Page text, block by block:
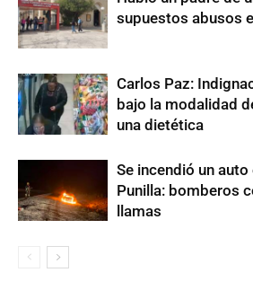
supuestos abusos
Carlos Paz:
bajo la modalidad
una dietética
Se incendió un
Punilla: bomberos
llamas